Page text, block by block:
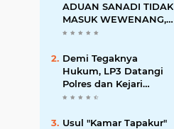
ADUAN SANADI TIDAK
MASUK WEWENANG,
DESA BABAKAN
DESA ANTI KORUPSI
OLEH KEJAKSAAN
Demi Tegaknya
Hukum, LP3 Datangi
Polres dan Kejari
Majalengka; Minta
Proporsional:
Usul "Kamar Tapakur"